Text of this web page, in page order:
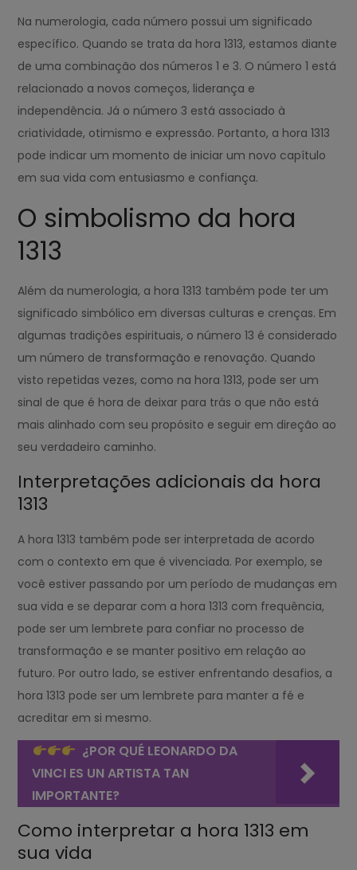
Na numerologia, cada número possui um significado
específico. Quando se trata da hora 1313, estamos diante
de uma combinação dos números 1 e 3. O número 1 está
relacionado a novos começos, liderança e
independência. Já o número 3 está associado à
criatividade, otimismo e expressão. Portanto, a hora 1313
pode indicar um momento de iniciar um novo capítulo
em sua vida com entusiasmo e confiança.
O simbolismo da hora
1313
Além da numerologia, a hora 1313 também pode ter um
significado simbólico em diversas culturas e crenças. Em
algumas tradições espirituais, o número 13 é considerado
um número de transformação e renovação. Quando
visto repetidas vezes, como na hora 1313, pode ser um
sinal de que é hora de deixar para trás o que não está
mais alinhado com seu propósito e seguir em direção ao
seu verdadeiro caminho.
Interpretações adicionais da hora
1313
A hora 1313 também pode ser interpretada de acordo
com o contexto em que é vivenciada. Por exemplo, se
você estiver passando por um período de mudanças em
sua vida e se deparar com a hora 1313 com frequência,
pode ser um lembrete para confiar no processo de
transformação e se manter positivo em relação ao
futuro. Por outro lado, se estiver enfrentando desafios, a
hora 1313 pode ser um lembrete para manter a fé e
acreditar em si mesmo.
¿POR QUÉ LEONARDO DA
VINCI ES UN ARTISTA TAN
IMPORTANTE?
Como interpretar a hora 1313 em
sua vida